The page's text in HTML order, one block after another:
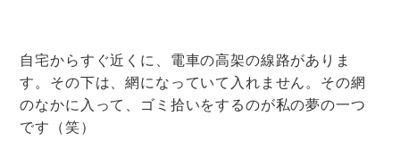
自宅からすぐ近くに、電車の高架の線路がありま
す。その下は、網になっていて入れません。その網
のなかに入って、ゴミ拾いをするのが私の夢の一つ
です（笑）